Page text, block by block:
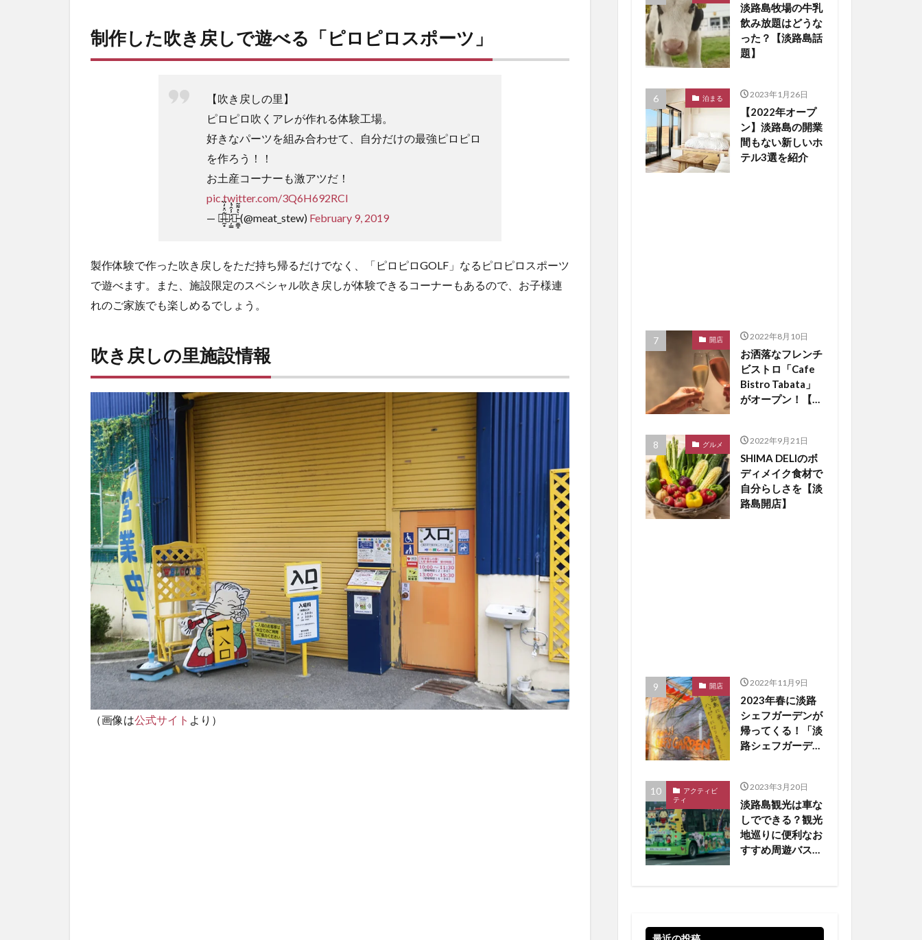
施
設
制作した吹き戻しで遊べる「ピロピロスポーツ」
【吹き戻しの里】
ピロピロ吹くアレが作れる体験工場。
好きなパーツを組み合わせて、自分だけの最強ピロピロ
を作ろう！！
お土産コーナーも激アツだ！
pic.twitter.com/3Q6H692RCl
— ｴ̶̰̟͋̈̽̒̏ｻ̷̦̳͗̾̑̉͗珍̵̱̳̝̇̀̽͌̃ (@meat_stew) February 9, 2019
製作体験で作った吹き戻しをただ持ち帰るだけでなく、「ピロピロGOLF」なるピロピロスポーツ
で遊べます。また、施設限定のスペシャル吹き戻しが体験できるコーナーもあるので、お子様連
れのご家族でも楽しめるでしょう。
吹き戻しの里施設情報
（画像は公式サイト より）
淡路島牧場の牛乳
飲み放題はどうな
った？【淡路島話
題】
泊まる 2023年1月26日
【2022年オープ
ン】淡路島の開業
間もない新しいホ
テル3選を紹介
開店 2022年8月10日
お洒落なフレンチ
ビストロ「Cafe
Bistro Tabata」
がオープン！【淡
グルメ 2022年9月21日
SHIMA DELIのボ
ディメイク食材で
自分らしさを【淡
路島開店】
開店 2022年11月9日
2023年春に淡路
シェフガーデンが
帰ってくる！「淡
路シェフガーデン
アクティビ
ティ
2023年3月20日
淡路島観光は車な
しでできる？観光
地巡りに便利なお
すすめ周遊バスを